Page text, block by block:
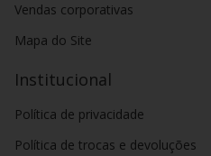
Vendas corporativas
Mapa do Site
Institucional
Política de privacidade
Política de trocas e devoluções